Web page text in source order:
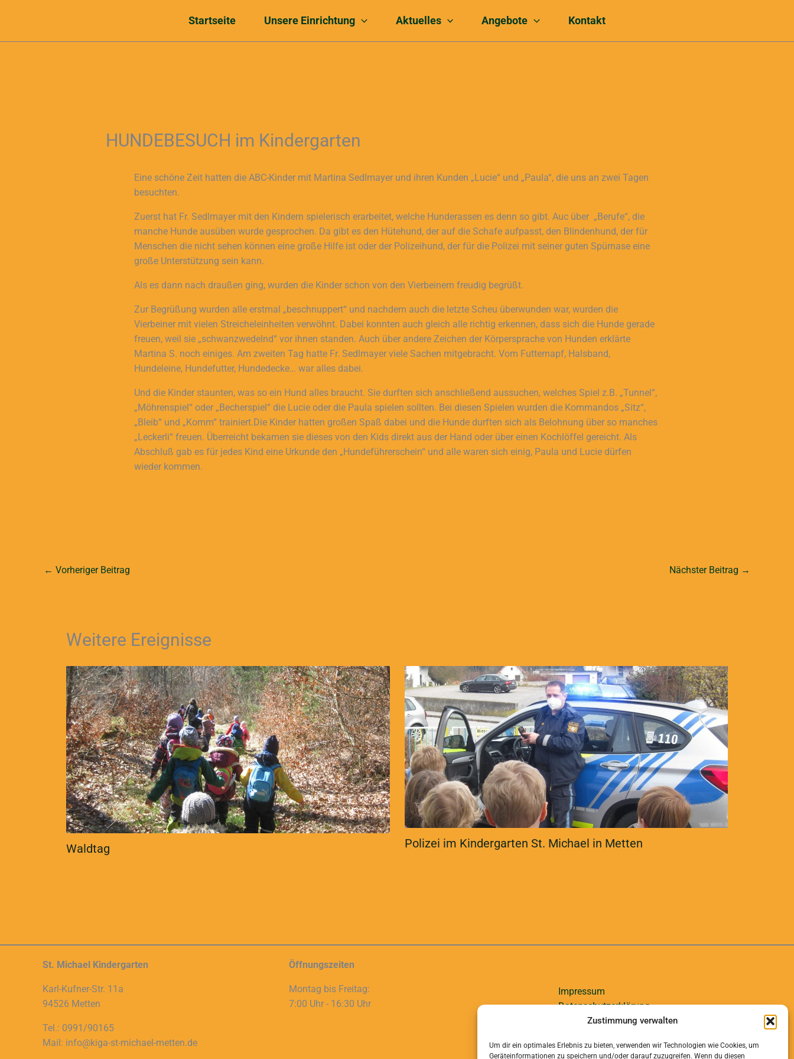
Zustimmung verwalten
Um dir ein optimales Erlebnis zu bieten, verwenden wir Technologien wie Cookies, um
Geräteinformationen zu speichern und/oder darauf zuzugreifen. Wenn du diesen
Startseite Unsere Einrichtung Aktuelles Angebote Kontakt
HUNDEBESUCH im Kindergarten
Eine schöne Zeit hatten die ABC-Kinder mit Martina Sedlmayer und ihren Kunden „Lucie“ und „Paula“, die uns an zwei Tagen
besuchten.
Zuerst hat Fr. Sedlmayer mit den Kindern spielerisch erarbeitet, welche Hunderassen es denn so gibt. Auc über „Berufe“, die
manche Hunde ausüben wurde gesprochen. Da gibt es den Hütehund, der auf die Schafe aufpasst, den Blindenhund, der für
Menschen die nicht sehen können eine große Hilfe ist oder der Polizeihund, der für die Polizei mit seiner guten Spürnase eine
große Unterstützung sein kann.
Als es dann nach draußen ging, wurden die Kinder schon von den Vierbeinern freudig begrüßt.
Zur Begrüßung wurden alle erstmal „beschnuppert“ und nachdem auch die letzte Scheu überwunden war, wurden die
Vierbeiner mit vielen Streicheleinheiten verwöhnt. Dabei konnten auch gleich alle richtig erkennen, dass sich die Hunde gerade
freuen, weil sie „schwanzwedelnd“ vor ihnen standen. Auch über andere Zeichen der Körpersprache von Hunden erklärte
Martina S. noch einiges. Am zweiten Tag hatte Fr. Sedlmayer viele Sachen mitgebracht. Vom Futternapf, Halsband,
Hundeleine, Hundefutter, Hundedecke… war alles dabei.
Und die Kinder staunten, was so ein Hund alles braucht. Sie durften sich anschließend aussuchen, welches Spiel z.B. „Tunnel“,
„Möhrenspiel“ oder „Becherspiel“ die Lucie oder die Paula spielen sollten. Bei diesen Spielen wurden die Kommandos „Sitz“,
„Bleib“ und „Komm“ trainiert.Die Kinder hatten großen Spaß dabei und die Hunde durften sich als Belohnung über so manches
„Leckerli“ freuen. Überreicht bekamen sie dieses von den Kids direkt aus der Hand oder über einen Kochlöffel gereicht. Als
Abschluß gab es für jedes Kind eine Urkunde den „Hundeführerschein“ und alle waren sich einig, Paula und Lucie dürfen
wieder kommen.
← Vorheriger Beitrag Nächster Beitrag →
Weitere Ereignisse
Waldtag Polizei im Kindergarten St. Michael in Metten
St. Michael Kindergarten
Karl-Kufner-Str. 11a
94526 Metten
Tel.: 0991/90165
Mail: info@kiga-st-michael-metten.de
Öffnungszeiten
Montag bis Freitag:
7:00 Uhr - 16:30 Uhr
Impressum
Datenschutzerklärung